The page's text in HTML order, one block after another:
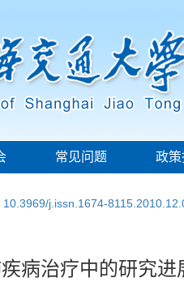
常见问题 政策
10.3969/j.issn.1674-
病治疗中的研究进